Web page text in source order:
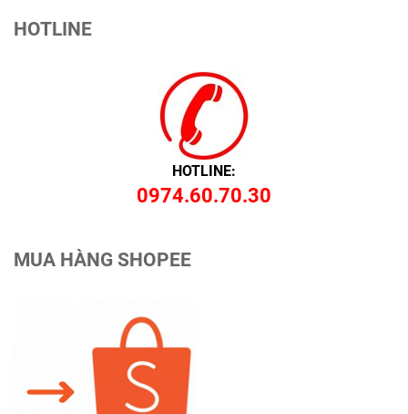
HOTLINE
HOTLINE:
0974.60.70.30
MUA HÀNG SHOPEE